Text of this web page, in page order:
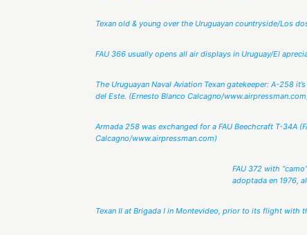
Texan old & young over the Uruguayan countryside/Los
FAU 366 usually opens all air displays in Uruguay/El
The Uruguayan Naval Aviation Texan gatekeeper: A-258
del Este. (Ernesto Blanco Calcagno/
Armada 258 was exchanged for a FAU Beechcraft T-34A
Calcagno/www.airpressman.com)
FAU 372 with
adoptada en 1976,
Texan II at Brigada I in Montevideo, prior to its flight with